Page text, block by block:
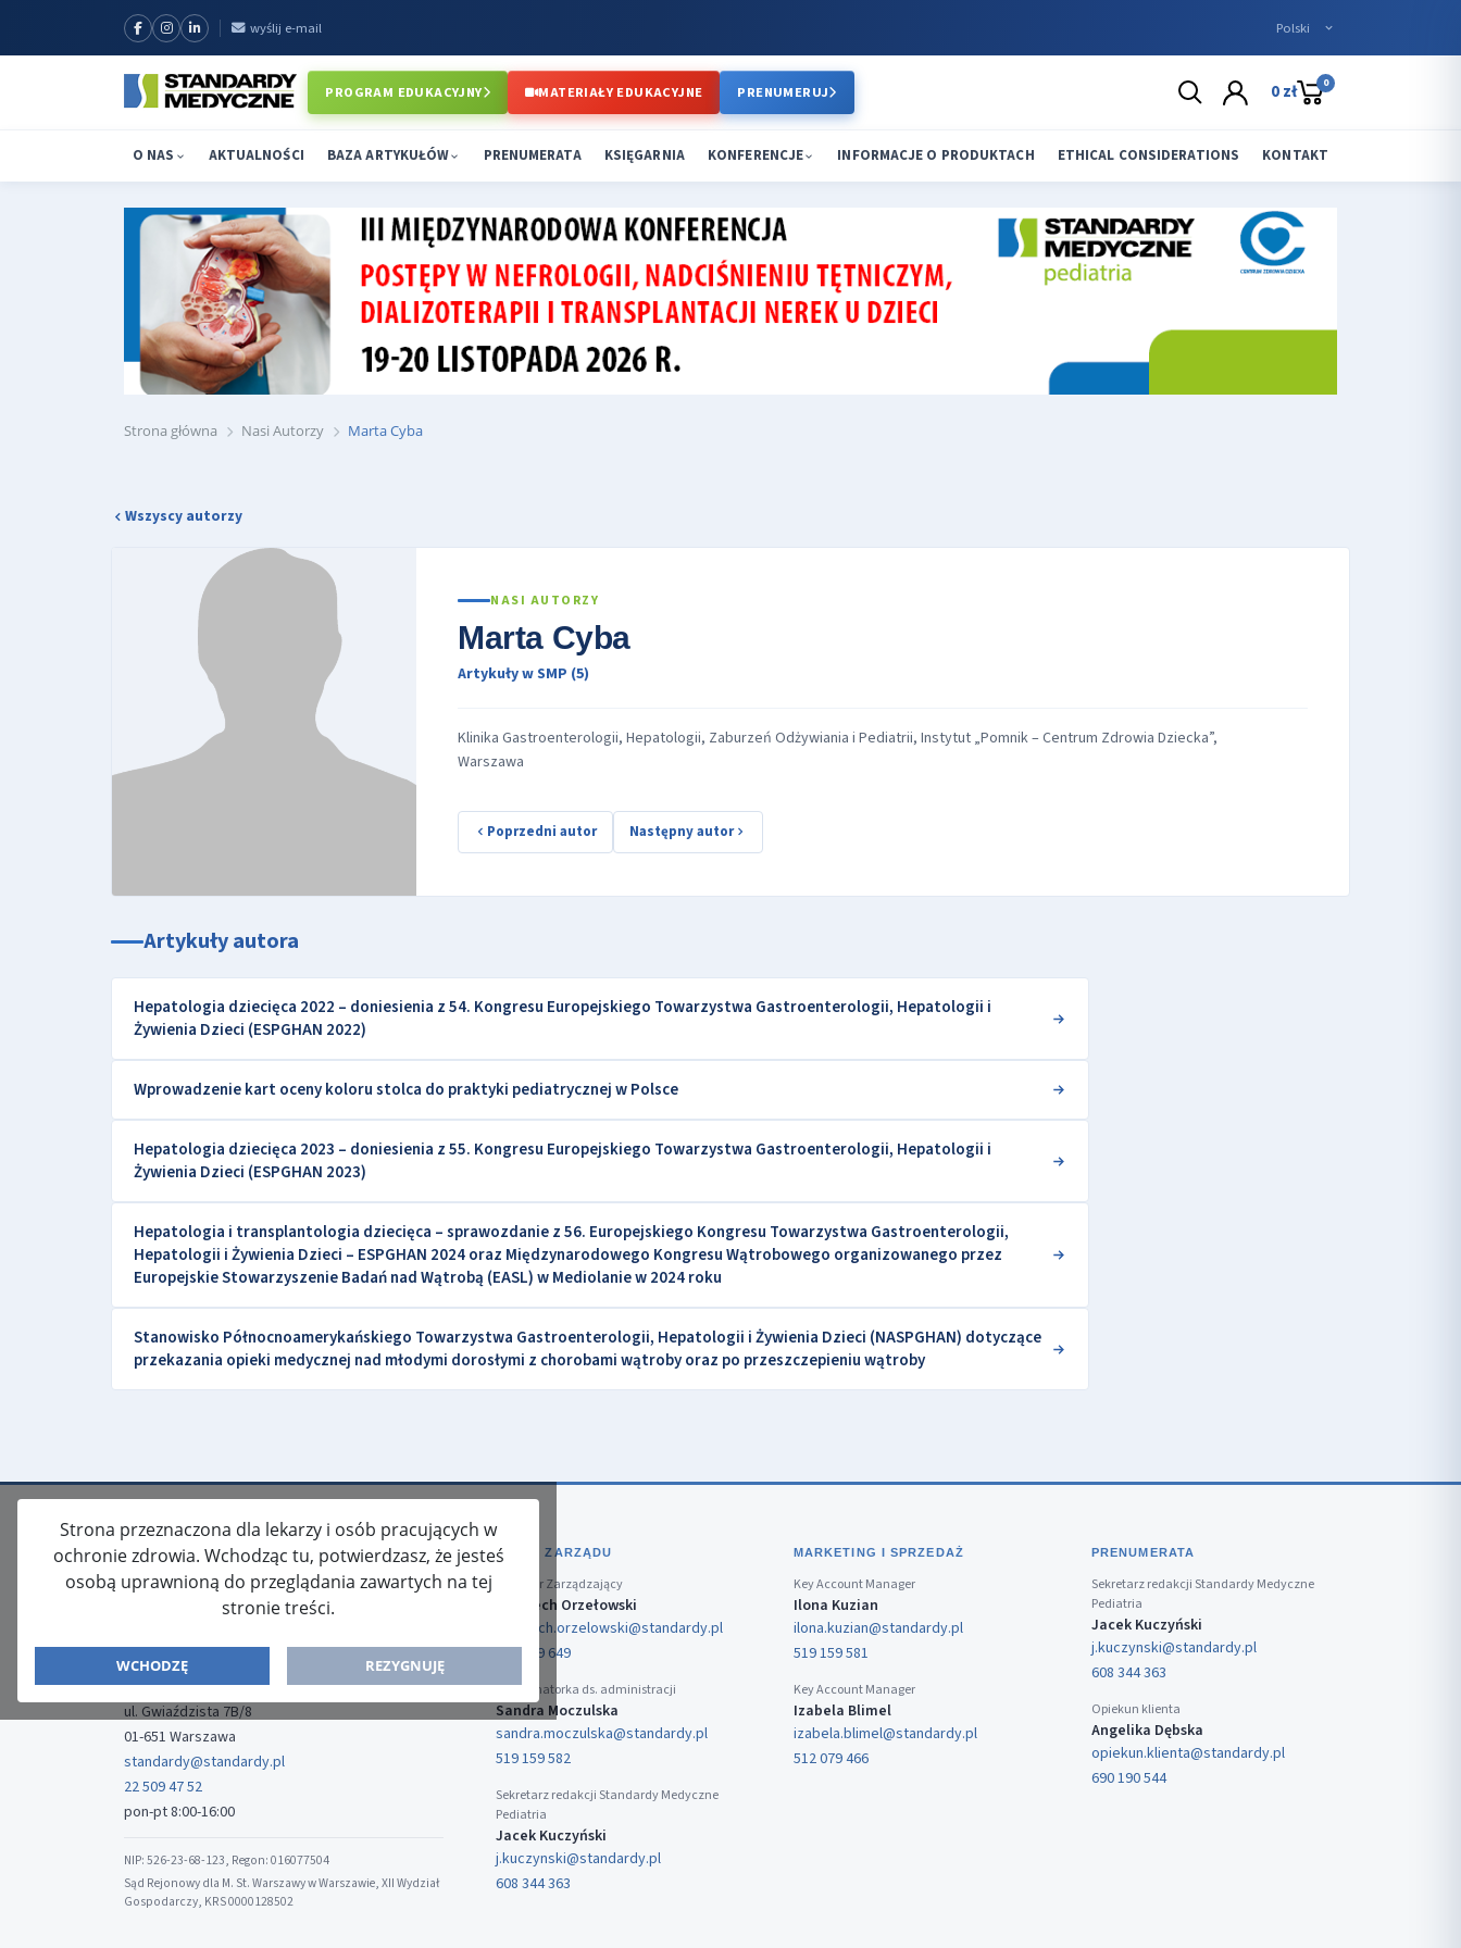
wyślij e-mail
PROGRAM EDUKACYJNY MATERIAŁY EDUKACYJNE PRENUMERUJ 0 zł 0
O NAS AKTUALNOŚCI BAZA ARTYKUŁÓW PRENUMERATA KSIĘGARNIA KONFERENCJE INFORMACJE O PRODUKTACH ETHICAL CONSIDERATIONS KONTAKT
Strona główna Nasi Autorzy Marta Cyba
Wszyscy autorzy
NASI AUTORZY
Marta Cyba
Artykuły w SMP (5)
Klinika Gastroenterologii, Hepatologii, Zaburzeń Odżywiania i Pediatrii, Instytut „Pomnik – Centrum Zdrowia Dziecka”,
Warszawa
Poprzedni autor Następny autor
Artykuły autora
Hepatologia dziecięca 2022 – doniesienia z 54. Kongresu Europejskiego Towarzystwa Gastroenterologii, Hepatologii i
Żywienia Dzieci (ESPGHAN 2022)
Wprowadzenie kart oceny koloru stolca do praktyki pediatrycznej w Polsce
Hepatologia dziecięca 2023 – doniesienia z 55. Kongresu Europejskiego Towarzystwa Gastroenterologii, Hepatologii i
Żywienia Dzieci (ESPGHAN 2023)
Hepatologia i transplantologia dziecięca – sprawozdanie z 56. Europejskiego Kongresu Towarzystwa Gastroenterologii,
Hepatologii i Żywienia Dzieci – ESPGHAN 2024 oraz Międzynarodowego Kongresu Wątrobowego organizowanego przez
Europejskie Stowarzyszenie Badań nad Wątrobą (EASL) w Mediolanie w 2024 roku
Stanowisko Północnoamerykańskiego Towarzystwa Gastroenterologii, Hepatologii i Żywienia Dzieci (NASPGHAN) dotyczące
przekazania opieki medycznej nad młodymi dorosłymi z chorobami wątroby oraz po przeszczepieniu wątroby
Strona przeznaczona dla lekarzy i osób pracujących w
ochronie zdrowia. Wchodząc tu, potwierdzasz, że jesteś
osobą uprawnioną do przeglądania zawartych na tej
stronie treści.
WCHODZĘ REZYGNUJĘ
ISSN: 2080-5438
Media-Press Sp. z o.o.
ul. Gwiaździsta 7B/8
01-651 Warszawa
standardy@standardy.pl
22 509 47 52
pon-pt 8:00-16:00
NIP: 526-23-68-123, Regon: 016077504
Sąd Rejonowy dla M. St. Warszawy w Warszawie, XII Wydział
Gospodarczy, KRS 0000128502
BIURO ZARZĄDU
Dyrektor Zarządzający
Wojciech Orzełowski
wojciech.orzelowski@standardy.pl
519 159 649
Koordynatorka ds. administracji
Sandra Moczulska
sandra.moczulska@standardy.pl
519 159 582
Sekretarz redakcji Standardy Medyczne
Pediatria
Jacek Kuczyński
j.kuczynski@standardy.pl
608 344 363
MARKETING I SPRZEDAŻ
Key Account Manager
Ilona Kuzian
ilona.kuzian@standardy.pl
519 159 581
Key Account Manager
Izabela Blimel
izabela.blimel@standardy.pl
512 079 466
PRENUMERATA
Sekretarz redakcji Standardy Medyczne
Pediatria
Jacek Kuczyński
j.kuczynski@standardy.pl
608 344 363
Opiekun klienta
Angelika Dębska
opiekun.klienta@standardy.pl
690 190 544